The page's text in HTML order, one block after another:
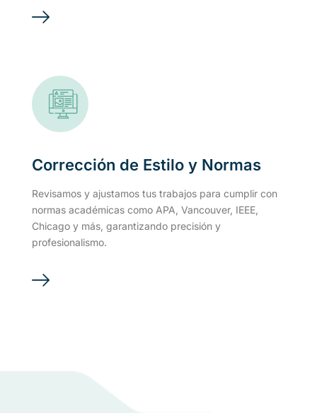
Corrección de Estilo y Normas
Revisamos y ajustamos tus trabajos para cumplir con
normas académicas como APA, Vancouver, IEEE,
Chicago y más, garantizando precisión y
profesionalismo.